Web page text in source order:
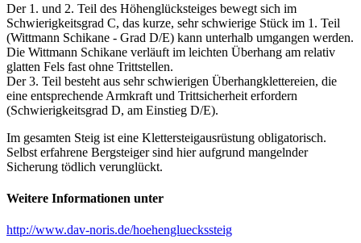
Der 1. und 2. Teil des Höhenglücksteiges bewegt sich im
Schwierigkeitsgrad C, das kurze, sehr schwierige Stück im 1. Teil
(Wittmann Schikane - Grad D/E) kann unterhalb umgangen werden.
Die Wittmann Schikane verläuft im leichten Überhang am relativ
glatten Fels fast ohne Trittstellen.
Der 3. Teil besteht aus sehr schwierigen Überhangklettereien, die
eine entsprechende Armkraft und Trittsicherheit erfordern
(Schwierigkeitsgrad D, am Einstieg D/E).
Im gesamten Steig ist eine Klettersteigausrüstung obligatorisch.
Selbst erfahrene Bergsteiger sind hier aufgrund mangelnder
Sicherung tödlich verunglückt.
Weitere Informationen unter
http://www.dav-noris.de/hoehenglueckssteig